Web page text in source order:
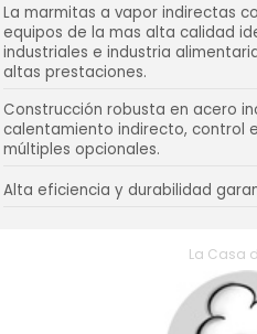
La marmitas a vapor indirectas
equipos de la mas alta calidad
industriales e industria
altas prestaciones.
Construcción robusta en acero
calentamiento indirecto, control
múltiples opcionales.
Alta eficiencia y durabilidad
La Casa